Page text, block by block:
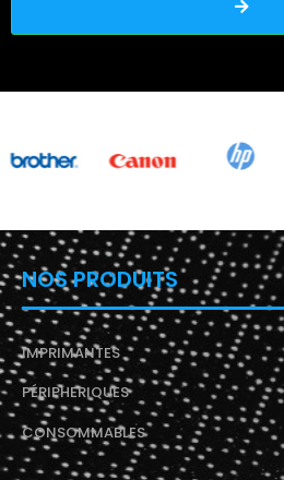
NOS PRODUITS
IMPRIMANTES
PÉRIPHERIQUES
CONSOMMABLES